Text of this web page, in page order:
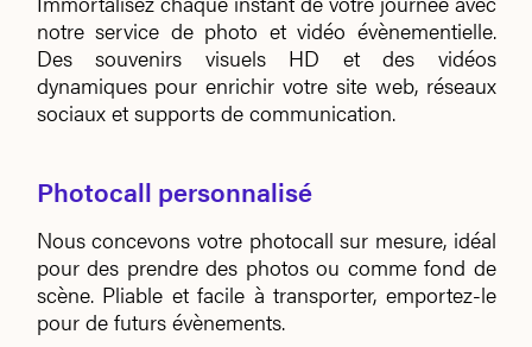
notre service de photo et vidéo évènementielle.
Des souvenirs visuels HD et des vidéos
dynamiques pour enrichir votre site web, réseaux
sociaux et supports de communication.
Photocall personnalisé
Nous concevons votre photocall sur mesure, idéal
pour des prendre des photos ou comme fond de
scène.Pliable et facile à transporter, emportez-le
pour de futurs évènements.